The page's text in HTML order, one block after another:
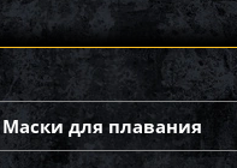
Маски для плавания